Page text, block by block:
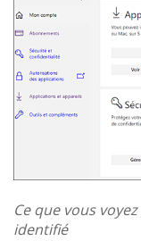
Ce que vous
identifié